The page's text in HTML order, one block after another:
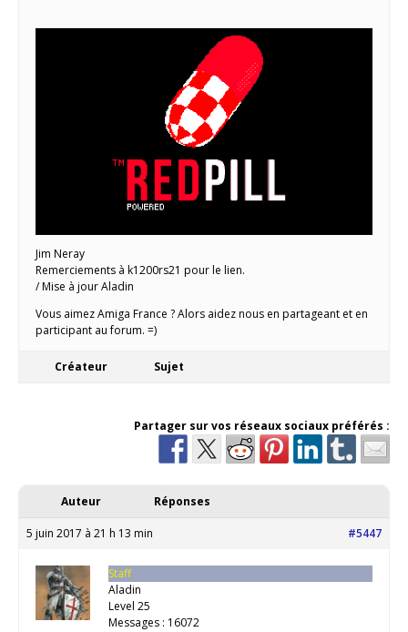
Jim Neray
Remerciements à k1200rs21 pour le lien.
/ Mise à jour Aladin
Vous aimez Amiga France ? Alors aidez nous en partageant et en
participant au forum. =)
Créateur Sujet
Partager sur vos réseaux sociaux préférés :
Auteur Réponses
5 juin 2017 à 21 h 13 min #5447
Staff
Aladin
Level 25
Messages : 16072